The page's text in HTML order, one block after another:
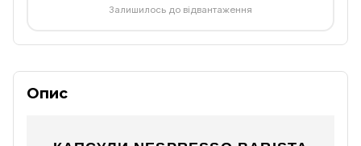
Залишилось до відвантаження
Опис